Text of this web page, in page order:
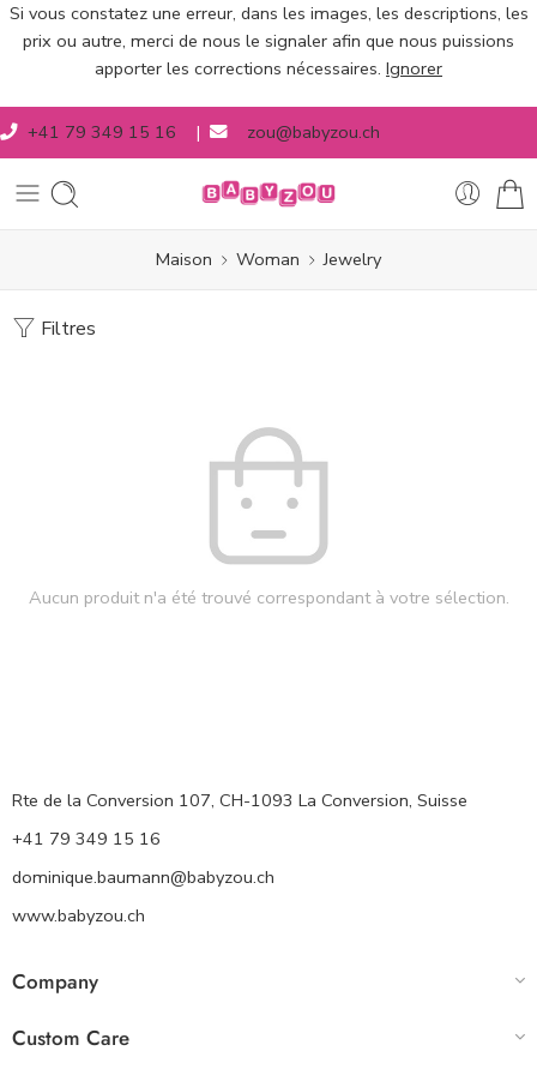
Si vous constatez une erreur, dans les images, les descriptions, les
prix ou autre, merci de nous le signaler afin que nous puissions
apporter les corrections nécessaires. Ignorer
+41 79 349 15 16 | zou@babyzou.ch
Maison Woman Jewelry
Filtres
Aucun produit n'a été trouvé correspondant à votre sélection.
Rte de la Conversion 107, CH-1093 La Conversion, Suisse
+41 79 349 15 16
dominique.baumann@babyzou.ch
www.babyzou.ch
Company
Custom Care